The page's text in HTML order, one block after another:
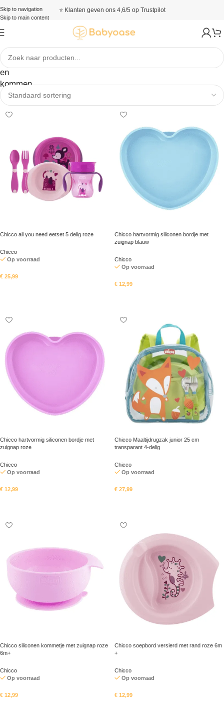
Skip to navigation
Skip to main content
⭐ Klanten geven ons 4,6/5 op Trustpilot
Borden
en
kommen
Chicco all you need eetset 5 delig roze
Chicco
Op voorraad
€ 25,99
Chicco hartvormig siliconen bordje met
zuignap blauw
Chicco
Op voorraad
€ 12,99
Chicco hartvormig siliconen bordje met
zuignap roze
Chicco
Op voorraad
€ 12,99
Chicco Maaltijdrugzak junior 25 cm
transparant 4-delig
Chicco
Op voorraad
€ 27,99
Chicco siliconen kommetje met zuignap roze
6m+
Chicco
Op voorraad
€ 12,99
Chicco soepbord versierd met rand roze 6m
+
Chicco
Op voorraad
€ 12,99